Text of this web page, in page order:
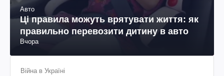
Авто
Ці правила можуть врятувати життя: як
правильно перевозити дитину в авто
Вчора
Війна в Україні